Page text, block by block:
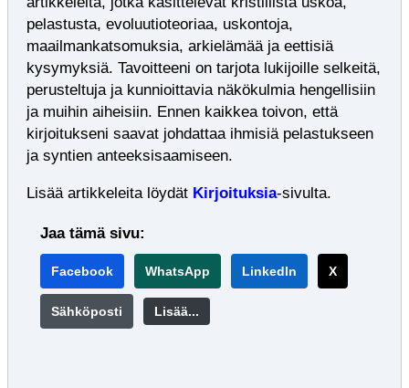
pelastusta, evoluutioteoriaa, uskontoja,
maailmankatsomuksia, arkielämää ja eettisiä
kysymyksiä. Tavoitteeni on tarjota lukijoille selkeitä,
perusteltuja ja kunnioittavia näkökulmia hengellisiin
ja muihin aiheisiin. Ennen kaikkea toivon, että
kirjoitukseni saavat johdattaa ihmisiä pelastukseen
ja syntien anteeksisaamiseen.
Lisää artikkeleita löydät Kirjoituksia-sivulta.
Jaa tämä sivu:
Facebook WhatsApp LinkedIn X
Sähköposti Lisää...